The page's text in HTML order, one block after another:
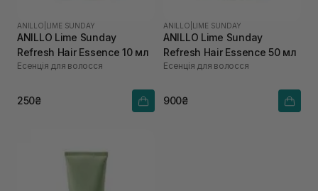
ANILLO LIME SUNDAY
ANILLO Lime Sunday
Refresh Hair Essence 10 мл
Есенція для волосся
250₴
ANILLO LIME SUNDAY
ANILLO Lime Sunday
Refresh Hair Essence 50 мл
Есенція для волосся
900₴